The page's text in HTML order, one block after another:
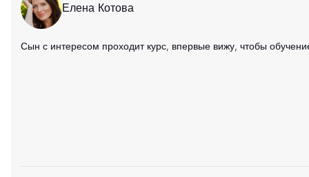
Елена Котова
Сын с интересом проходит курс, впервые вижу, чтобы